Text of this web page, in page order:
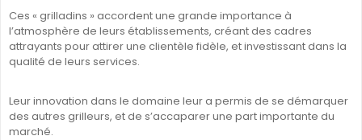
Ces « grilladins » accordent une grande importance à
l’atmosphère de leurs établissements, créant des cadres
attrayants pour attirer une clientèle fidèle, et investissant dans la
qualité de leurs services.
Leur innovation dans le domaine leur a permis de se démarquer
des autres grilleurs, et de s’accaparer une part importante du
marché.